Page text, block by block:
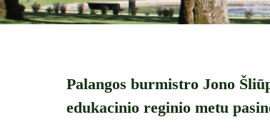
Palangos burmistro Jono
edukacinio reginio metu